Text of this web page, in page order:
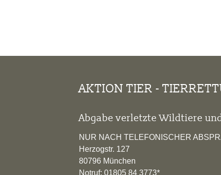
AKTION TIER -
Abgabe verletzte Wildtiere
NUR NACH TELEFONISCHER
Herzogstr. 127
80796 München
Notruf: 01805 84 3773*